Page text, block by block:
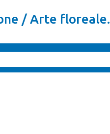
/ Arte floreale.